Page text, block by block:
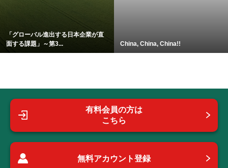
「グローバル進出する日本企業が直
面する課題」～第3...
China, China, China!!
有料会員の方は
こちら
無料アカウント登録